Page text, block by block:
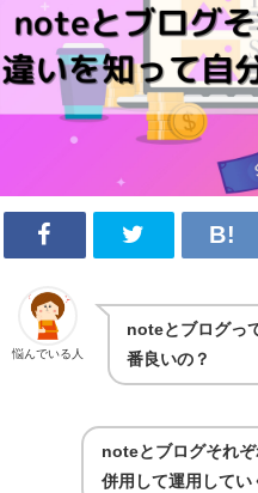
悩んでいる人
noteとブログっ
番良いの？
noteとブログそれ
併用して運用してい